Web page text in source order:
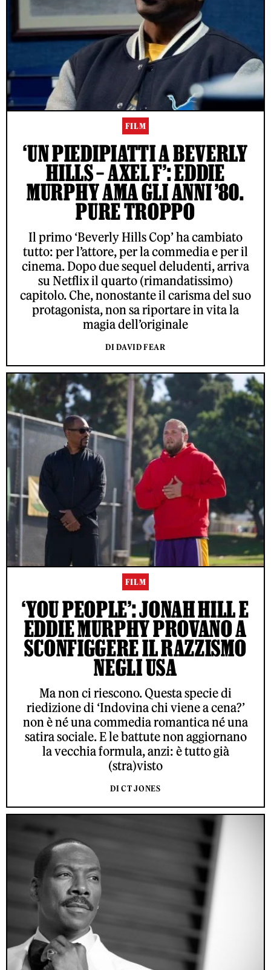
FILM
‘UN PIEDIPIATTI A BEVERLY
HILLS – AXEL F’: EDDIE
MURPHY AMA GLI ANNI ’80.
PURE TROPPO
Il primo ‘Beverly Hills Cop’ ha cambiato
tutto: per l’attore, per la commedia e per il
cinema. Dopo due sequel deludenti, arriva
su Netflix il quarto (rimandatissimo)
capitolo. Che, nonostante il carisma del suo
protagonista, non sa riportare in vita la
magia dell’originale
DI DAVID FEAR
FILM
‘YOU PEOPLE’: JONAH HILL E
EDDIE MURPHY PROVANO A
SCONFIGGERE IL RAZZISMO
NEGLI USA
Ma non ci riescono. Questa specie di
riedizione di ‘Indovina chi viene a cena?’
non è né una commedia romantica né una
satira sociale. E le battute non aggiornano
la vecchia formula, anzi: è tutto già
(stra)visto
DI CT JONES